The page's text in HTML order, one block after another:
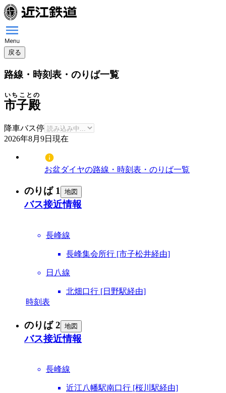
戻る
路線・時刻表・のりば一覧
市子殿
いちことの
降車バス停
2026年8月9日 現在
お盆ダイヤの路線・時刻表・のりば一覧
のりば 1 地図
バス接近情報
長峰線
長峰集会所行 [市子松井経由]
日八線
北畑口行 [日野駅経由]
時刻表
のりば 2 地図
バス接近情報
長峰線
近江八幡駅南口行 [桜川駅経由]